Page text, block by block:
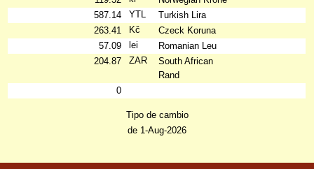
587.14
YTL
Turkish Lira
263.41
Kč
Czeck Koruna
57.09
lei
Romanian Leu
204.87
ZAR
South African
Rand
0
Tipo de cambio
de 1-Aug-2026